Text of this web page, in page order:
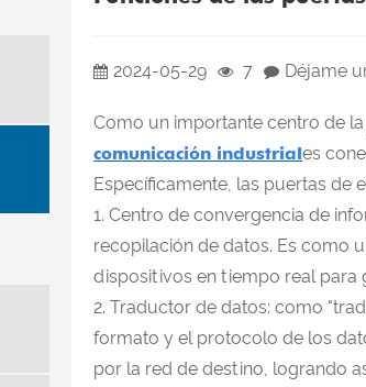
2024-05-29 7 Déjame
Como un importante centro de
comunicación industriales
Específicamente, las puertas de
1. Centro de convergencia de
recopilación de datos. Es como
dispositivos en tiempo real para
2. Traductor de datos: como
formato y el protocolo de los
por la red de destino, logrando